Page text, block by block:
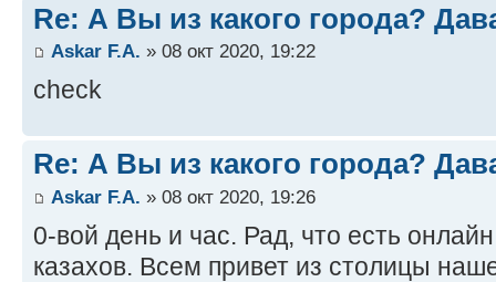
Re: А Вы из какого города?
Askar F.A. » 08 окт 2020, 19:22
check
Re: А Вы из какого города?
Askar F.A. » 08 окт 2020, 19:26
0-вой день и час. Рад, что есть
казахов. Всем привет из столицы